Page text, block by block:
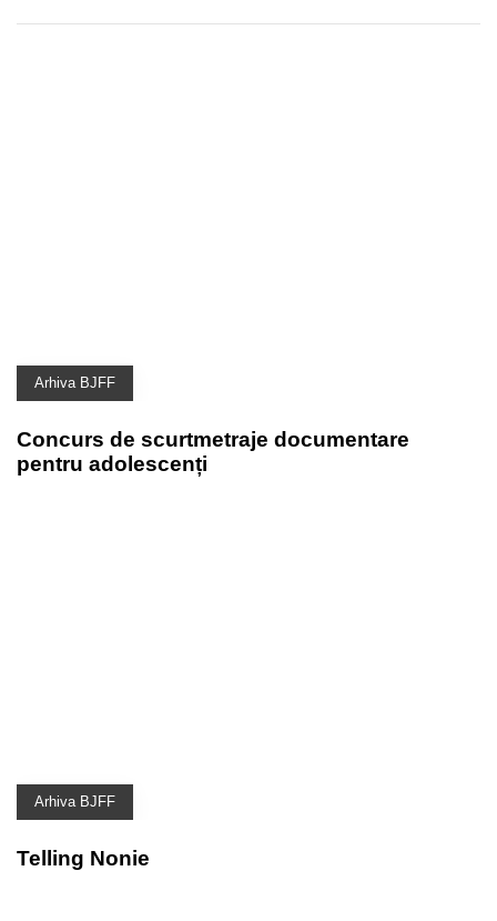
Arhiva BJFF
Concurs de scurtmetraje documentare
pentru adolescenți
Arhiva BJFF
Telling Nonie